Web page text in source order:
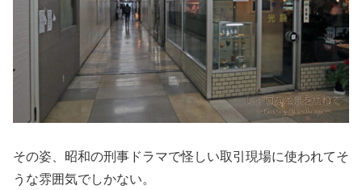
その姿、昭和の刑事ドラマで怪しい取引現場に使われてそ
うな雰囲気でしかない。